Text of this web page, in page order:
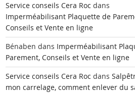
Service conseils Cera Roc dans
Imperméabilisant Plaquette de
Conseils et Vente en ligne
Bénaben dans Imperméabilisant
Parement, Conseils et Vente en ligne
Service conseils Cera Roc dans
mon carrelage, comment enlever du